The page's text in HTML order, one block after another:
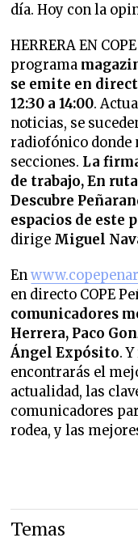
día. Hoy con la
HERRERA EN
programa
se emite en
12:30 a 14:00.
noticias, se
radiofónico donde
secciones. La
de trabajo, En
Descubre
espacios de este
dirige Miguel
En
en directo COPE
comunicadores
Herrera, Paco
Ángel Expósito.
encontrarás el
actualidad, las
comunicadores
rodea, y las
Temas